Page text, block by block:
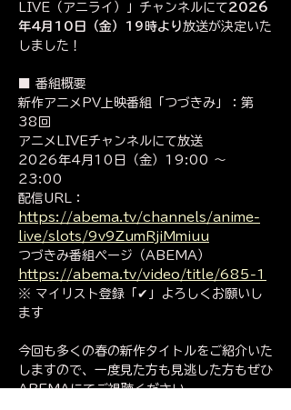
LIVE（アニライ）」チャンネルにて2026
年4月10日（金）19時より放送が決定いた
しました！
■ 番組概要
新作アニメPV上映番組「つづきみ」：第
38回
アニメLIVEチャンネルにて放送
2026年4月10日（金）19:00 〜
23:00
配信URL：
https://abema.tv/channels/anime-
live/slots/9v9ZumRjiMmiuu
つづきみ番組ページ（ABEMA）
https://abema.tv/video/title/685-1
※ マイリスト登録「✔」よろしくお願いし
ます
今回も多くの春の新作タイトルをご紹介いた
しますので、一度見た方も見逃した方もぜひ
ABEMAにてご視聴ください。